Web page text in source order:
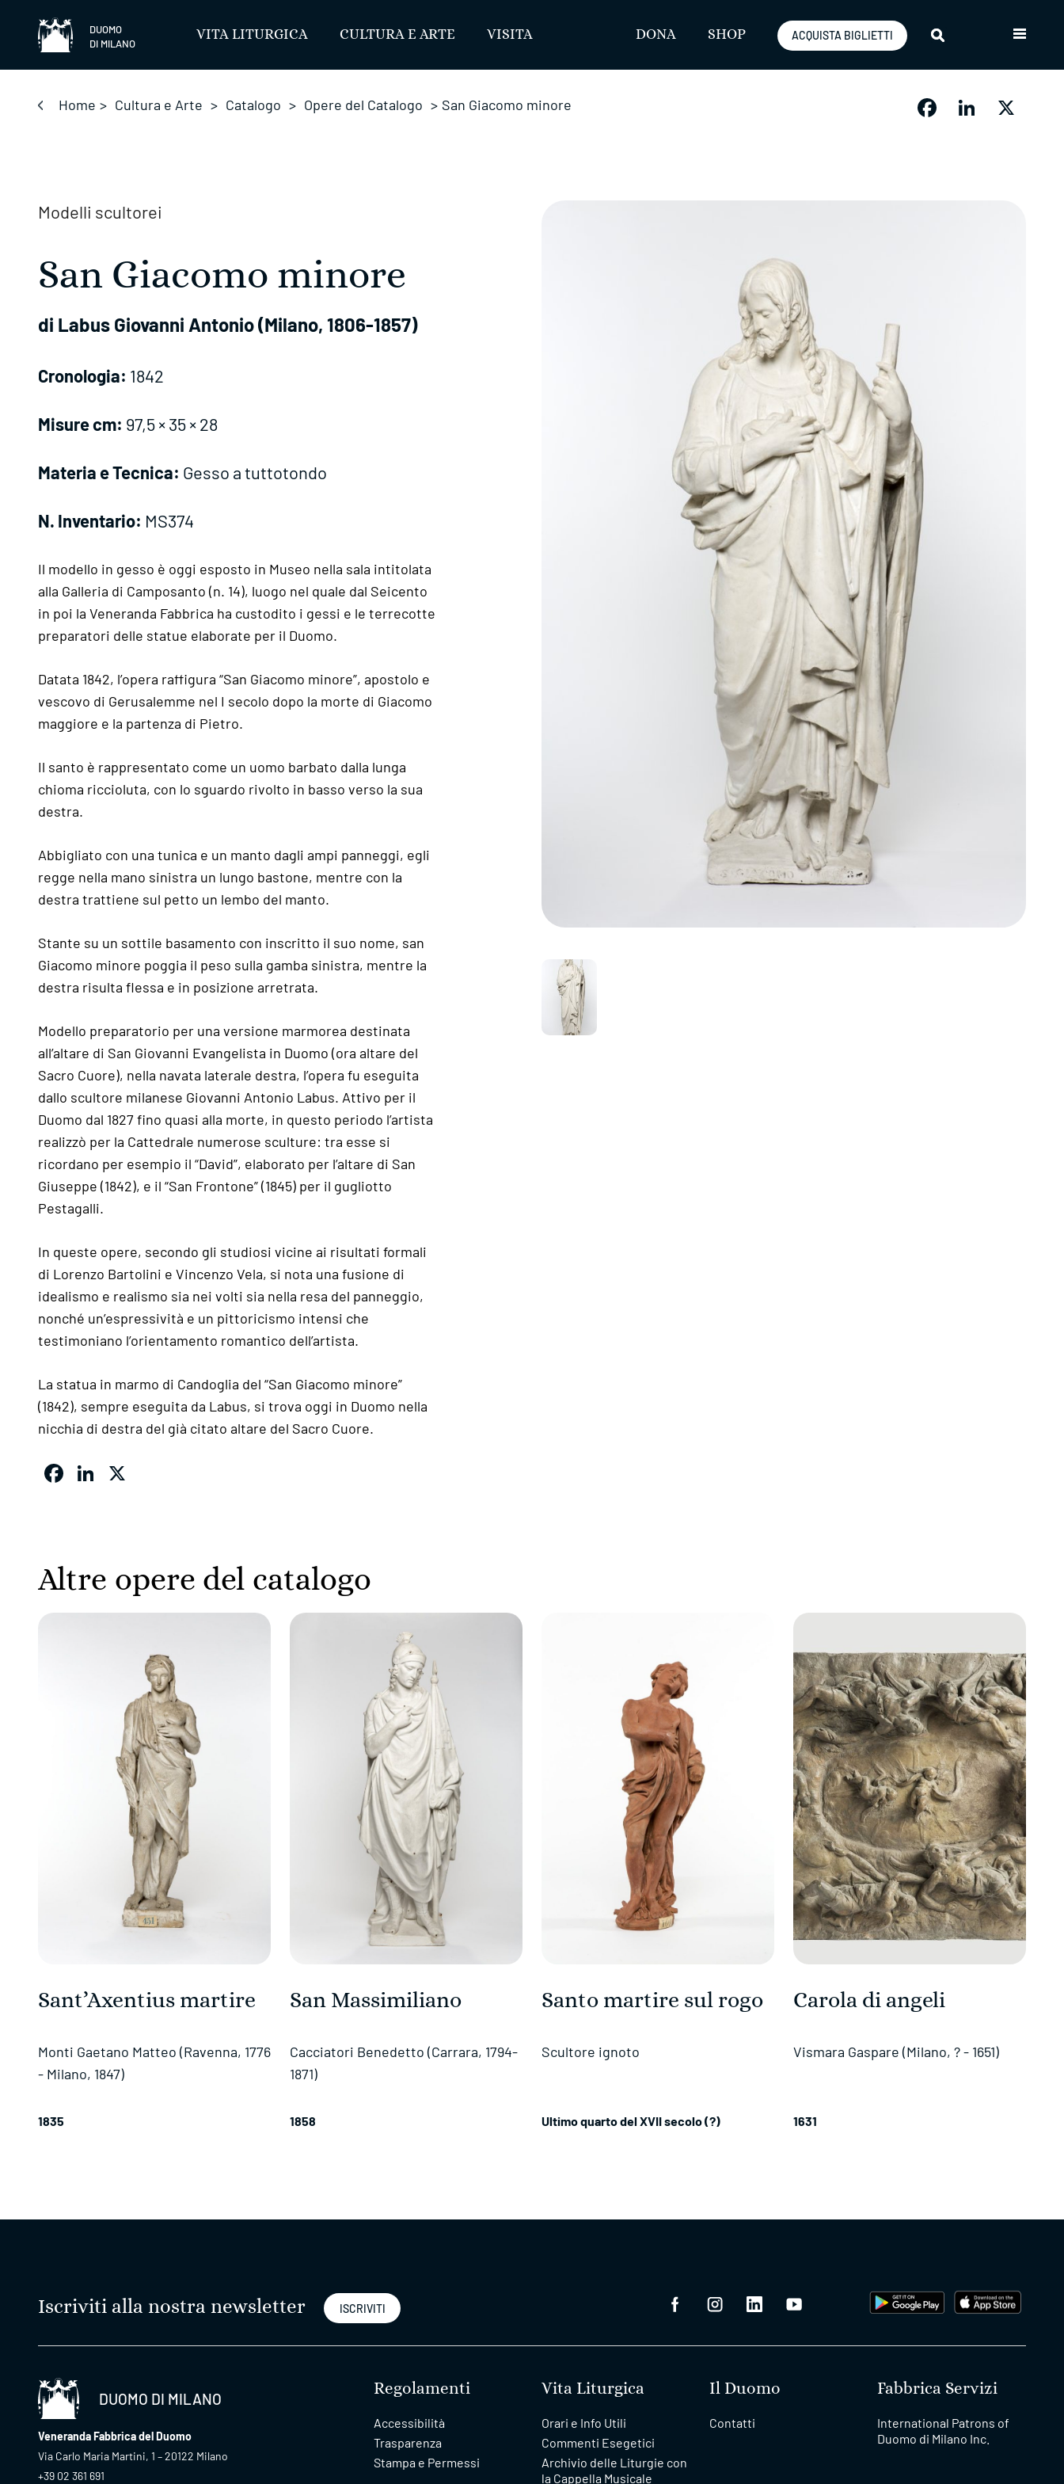
DUOMO
DI MILANO
VITA LITURGICA CULTURA E ARTE VISITA DONA SHOP ACQUISTA BIGLIETTI
Home > Cultura e Arte > Catalogo > Opere del Catalogo > San Giacomo minore FacebookLinkedIn
Modelli scultorei
San Giacomo minore
di Labus Giovanni Antonio (Milano, 1806-1857)
Cronologia: 1842
Misure cm: 97,5 × 35 × 28
Materia e Tecnica: Gesso a tuttotondo
N. Inventario: MS374
Il modello in gesso è oggi esposto in Museo nella sala intitolata
alla Galleria di Camposanto (n. 14), luogo nel quale dal Seicento
in poi la Veneranda Fabbrica ha custodito i gessi e le terrecotte
preparatori delle statue elaborate per il Duomo.
Datata 1842, l’opera raffigura “San Giacomo minore”, apostolo e
vescovo di Gerusalemme nel I secolo dopo la morte di Giacomo
maggiore e la partenza di Pietro.
Il santo è rappresentato come un uomo barbato dalla lunga
chioma riccioluta, con lo sguardo rivolto in basso verso la sua
destra.
Abbigliato con una tunica e un manto dagli ampi panneggi, egli
regge nella mano sinistra un lungo bastone, mentre con la
destra trattiene sul petto un lembo del manto.
Stante su un sottile basamento con inscritto il suo nome, san
Giacomo minore poggia il peso sulla gamba sinistra, mentre la
destra risulta flessa e in posizione arretrata.
Modello preparatorio per una versione marmorea destinata
all’altare di San Giovanni Evangelista in Duomo (ora altare del
Sacro Cuore), nella navata laterale destra, l’opera fu eseguita
dallo scultore milanese Giovanni Antonio Labus. Attivo per il
Duomo dal 1827 fino quasi alla morte, in questo periodo l’artista
realizzò per la Cattedrale numerose sculture: tra esse si
ricordano per esempio il “David”, elaborato per l’altare di San
Giuseppe (1842), e il “San Frontone” (1845) per il gugliotto
Pestagalli.
In queste opere, secondo gli studiosi vicine ai risultati formali
di Lorenzo Bartolini e Vincenzo Vela, si nota una fusione di
idealismo e realismo sia nei volti sia nella resa del panneggio,
nonché un’espressività e un pittoricismo intensi che
testimoniano l’orientamento romantico dell’artista.
La statua in marmo di Candoglia del “San Giacomo minore”
(1842), sempre eseguita da Labus, si trova oggi in Duomo nella
nicchia di destra del già citato altare del Sacro Cuore.
Facebook
LinkedIn
Altre opere del catalogo
Sant’Axentius martire
Monti Gaetano Matteo (Ravenna, 1776
- Milano, 1847)
1835
San Massimiliano
Cacciatori Benedetto (Carrara, 1794-
1871)
1858
Santo martire sul rogo
Scultore ignoto
Ultimo quarto del XVII secolo (?)
Carola di angeli
Vismara Gaspare (Milano, ? - 1651)
1631
Iscriviti alla nostra newsletter ISCRIVITI
DUOMO DI MILANO
Veneranda Fabbrica del Duomo
Via Carlo Maria Martini, 1 – 20122 Milano
+39 02 361 691
Regolamenti
Accessibilità
Trasparenza
Stampa e Permessi
Vita Liturgica
Orari e Info Utili
Commenti Esegetici
Archivio delle Liturgie con
la Cappella Musicale
Il Duomo
Contatti
Fabbrica Servizi
International Patrons of
Duomo di Milano Inc.